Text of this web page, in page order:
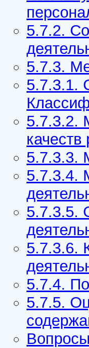
5.7.2.
5.7.3.
5.7.3.1.
5.7.3.2.
качеств
5.7.3.3.
5.7.3.4.
5.7.3.5.
5.7.3.6.
5.7.4.
5.7.5.